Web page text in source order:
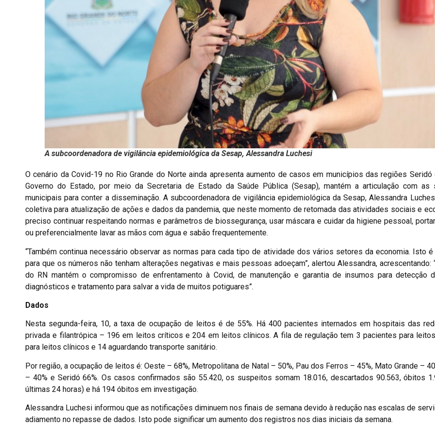
A subcoordenadora de vigilância epidemiológica da Sesap, Alessandra Luchesi
O cenário da Covid-19 no Rio Grande do Norte ainda apresenta aumento de casos em municípios das regiões Seridó
Governo do Estado, por meio da Secretaria de Estado da Saúde Pública (Sesap), mantém a articulação com as
municipais para conter a disseminação. A subcoordenadora de vigilância epidemiológica da Sesap, Alessandra
coletiva para atualização de ações e dados da pandemia, que neste momento de retomada das atividades sociais e
preciso continuar respeitando normas e parâmetros de biossegurança, usar máscara e cuidar da higiene pessoal,
ou preferencialmente lavar as mãos com água e sabão frequentemente.
“Também continua necessário observar as normas para cada tipo de atividade dos vários setores da economia. Isto
para que os números não tenham alterações negativas e mais pessoas adoeçam”, alertou Alessandra, acrescentando:
do RN mantém o compromisso de enfrentamento à Covid, de manutenção e garantia de insumos para detecção
diagnósticos e tratamento para salvar a vida de muitos potiguares”.
Dados
Nesta segunda-feira, 10, a taxa de ocupação de leitos é de 55%. Há 400 pacientes internados em hospitais das
privada e filantrópica – 196 em leitos críticos e 204 em leitos clínicos. A fila de regulação tem 3 pacientes para
para leitos clínicos e 14 aguardando transporte sanitário.
Por região, a ocupação de leitos é: Oeste – 68%, Metropolitana de Natal – 50%, Pau dos Ferros – 45%, Mato Grande –
– 40% e Seridó 66%. Os casos confirmados são 55.420, os suspeitos somam 18.016, descartados 90.563, óbitos
últimas 24 horas) e há 194 óbitos em investigação.
Alessandra Luchesi informou que as notificações diminuem nos finais de semana devido à redução nas escalas de
adiamento no repasse de dados. Isto pode significar um aumento dos registros nos dias iniciais da semana.